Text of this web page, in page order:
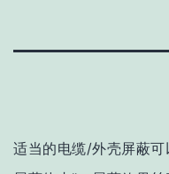
适当的电缆/外壳屏蔽